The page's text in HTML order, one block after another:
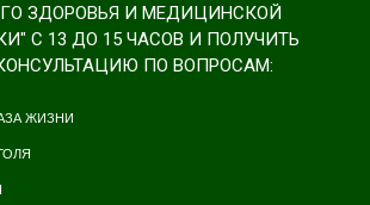
ЗДОРОВЬЯ И МЕДИЦИНСКОЙ
С 13 ДО 15 ЧАСОВ И ПОЛУЧИТЬ
ПО ВОПРОСАМ:
ЖИЗНИ